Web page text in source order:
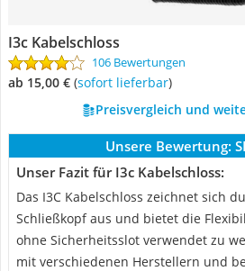
I3c Kabelschloss
106 Bewertungen
ab 15,00 € ( Sofort lieferbar)
Preisvergleich und
Unsere Bewertung:
Unser Fazit für I3c Kabelschloss:
Das I3C Kabelschloss zeichnet sich
Schließkopf aus und bietet die
ohne Sicherheitsslot verwendet zu
mit verschiedenen Herstellern und